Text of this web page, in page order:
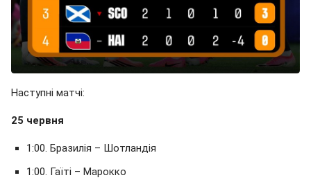
Наступні матчі:
25 червня
1:00. Бразилія – Шотландія
1:00. Гаїті – Марокко